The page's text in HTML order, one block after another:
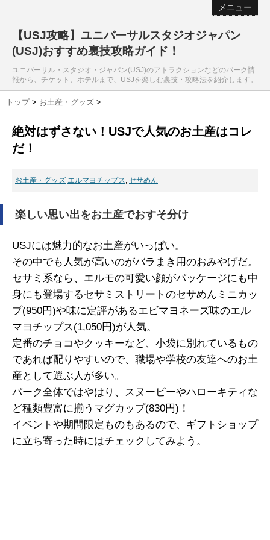
メニュー
【USJ攻略】ユニバーサルスタジオジャパン
(USJ)おすすめ裏技攻略ガイド！
ユニバーサル・スタジオ・ジャパン(USJ)のアトラクションなどのパーク情
報から、チケット、ホテルまで、USJを楽しむ裏技・攻略法を紹介します。
トップ > お土産・グッズ >
絶対はずさない！USJで人気のお土産はコレ
だ！
お土産・グッズ エルマヨチップス, セサめん
楽しい思い出をお土産でおすそ分け
USJには魅力的なお土産がいっぱい。
その中でも人気が高いのがバラまき用のおみやげだ。
セサミ系なら、エルモの可愛い顔がパッケージにも中
身にも登場するセサミストリートのセサめんミニカッ
プ(950円)や味に定評があるエビマヨネーズ味のエル
マヨチップス(1,050円)が人気。
定番のチョコやクッキーなど、小袋に別れているもの
であれば配りやすいので、職場や学校の友達へのお土
産として選ぶ人が多い。
パーク全体ではやはり、スヌーピーやハローキティな
ど種類豊富に揃うマグカップ(830円)！
イベントや期間限定ものもあるので、ギフトショップ
に立ち寄った時にはチェックしてみよう。